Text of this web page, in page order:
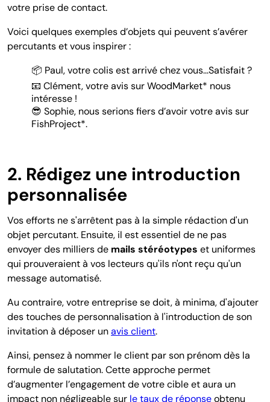
votre prise de contact.
Voici quelques exemples d’objets qui peuvent s’avérer
percutants et vous inspirer :
📦 Paul, votre colis est arrivé chez vous...Satisfait ?
📧 Clément, votre avis sur WoodMarket* nous
intéresse !
😎 Sophie, nous serions fiers d’avoir votre avis sur
FishProject*.
2. Rédigez une introduction
personnalisée
Vos efforts ne s'arrêtent pas à la simple rédaction d'un
objet percutant. Ensuite, il est essentiel de ne pas
envoyer des milliers de mails stéréotypes et uniformes
qui prouveraient à vos lecteurs qu'ils n'ont reçu qu'un
message automatisé.
Au contraire, votre entreprise se doit, à minima, d'ajouter
des touches de personnalisation à l'introduction de son
invitation à déposer unavis client.
Ainsi, pensez à nommer le client par son prénom dès la
formule de salutation. Cette approche permet
d’augmenter l’engagement de votre cible et aura un
impact non négligeable sur le taux de réponseobtenu